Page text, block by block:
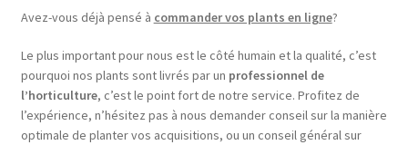
chosen
the
product
page
Avez-vous déjà pensé à commander vos plants en ligne?
Le plus important pour nous est le côté humain et la qualité, c’est
pourquoi nos plants sont livrés par un professionnel de
l’horticulture, c’est le point fort de notre service. Profitez de
l’expérience, n’hésitez pas à nous demander conseil sur la manière
optimale de planter vos acquisitions, ou un conseil général sur